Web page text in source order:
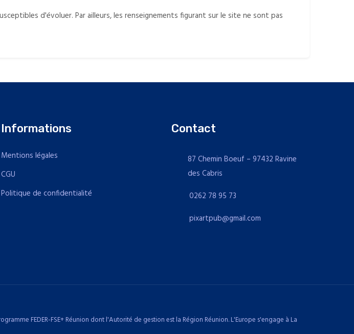
d'évoluer. Par ailleurs, les renseignements figurant sur le site ne sont pas
Informations
Mentions légales
CGU
Politique de confidentialité
Contact
87 Chemin Boeuf – 97432 Ravine
des Cabris
0262 78 95 73
pixartpub@gmail.com
FEDER-FSE+ Réunion dont l'Autorité de gestion est la Région Réunion. L'Europe s'engage à La